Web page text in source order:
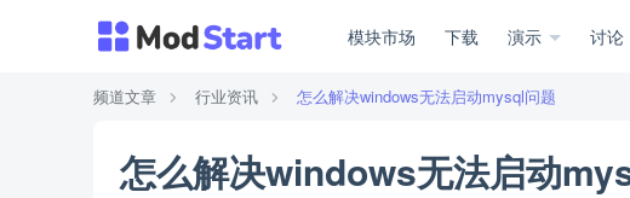
模块市场 下载 演示 讨论
频道文章 行业资讯 怎么解决windows无法启动mysql问题
怎么解决windows无法启动